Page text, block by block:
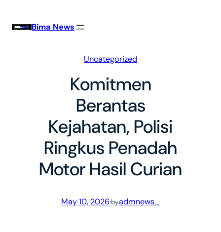
Bima News
Uncategorized
Komitmen
Berantas
Kejahatan, Polisi
Ringkus Penadah
Motor Hasil Curian
May 10, 2026·byadmnews_